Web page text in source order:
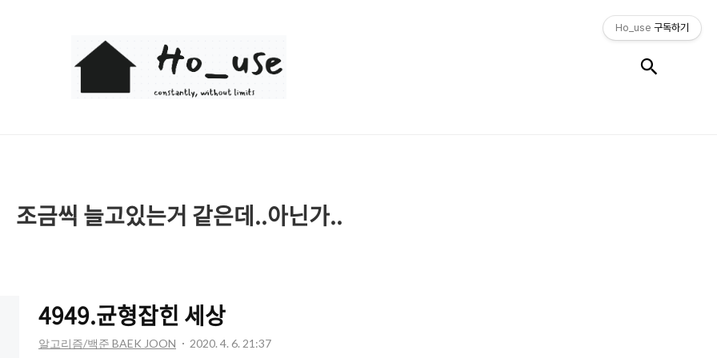
Ho_use
조금씩 늘고있는거 같은데..아닌가..
4949.균형잡힌 세상
알고리즘/백준 BAEK JOON 2020. 4. 6. 21:37
Ho_use 구독하기